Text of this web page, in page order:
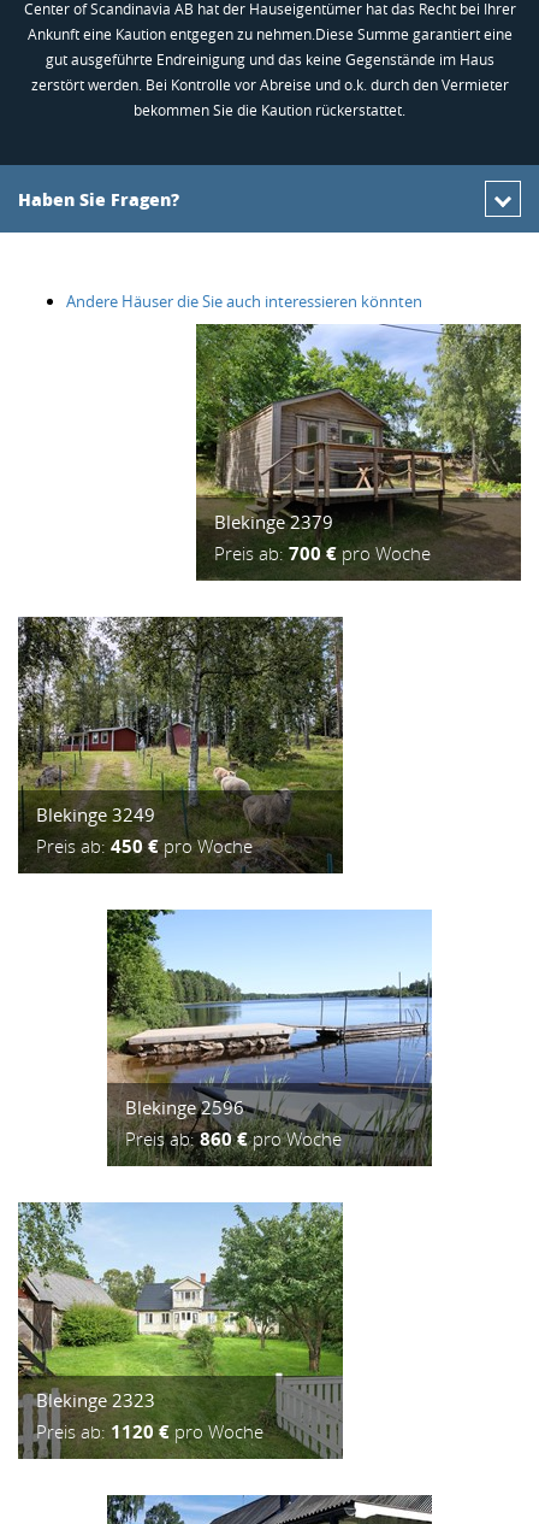
Center of Scandinavia AB hat der Hauseigentümer hat das Recht bei Ihrer
Ankunft eine Kaution entgegen zu nehmen.Diese Summe garantiert eine
gut ausgeführte Endreinigung und das keine Gegenstände im Haus
zerstört werden. Bei Kontrolle vor Abreise und o.k. durch den Vermieter
bekommen Sie die Kaution rückerstattet.
Haben Sie Fragen?
Andere Häuser die Sie auch interessieren könnten
Blekinge 2379
Preis ab: 700 €pro Woche
Blekinge 3249
Preis ab: 450 €pro Woche
Blekinge 2596
Preis ab:860 €pro Woche
Blekinge 2323
Preis ab:1120 € pro Woche